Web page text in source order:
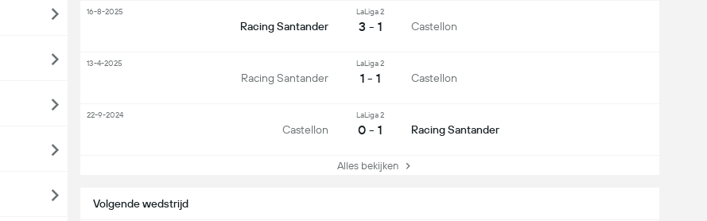
Volgende wedstrijd
Racing Santander
LaLiga 2
3 - 1 Castellon
16-8-2025
Racing Santander
LaLiga 2
1 - 1 Castellon
13-4-2025
Castellon
LaLiga 2
0 - 1 Racing Santander
22-9-2024
Alles bekijken